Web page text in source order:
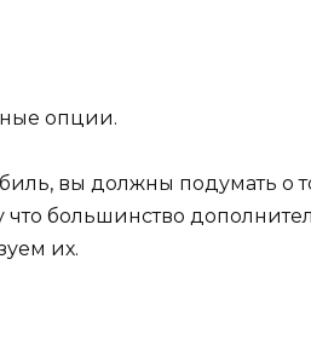
опции.
вы должны подумать о
большинство
их.